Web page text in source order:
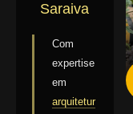
Saraiva
Com
expertise
em
arquitetur